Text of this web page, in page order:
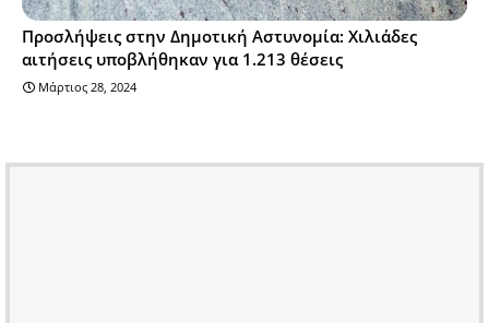
Προσλήψεις στην Δημοτική Αστυνομία: Χιλιάδες
αιτήσεις υποβλήθηκαν για 1.213 θέσεις
Μάρτιος 28, 2024